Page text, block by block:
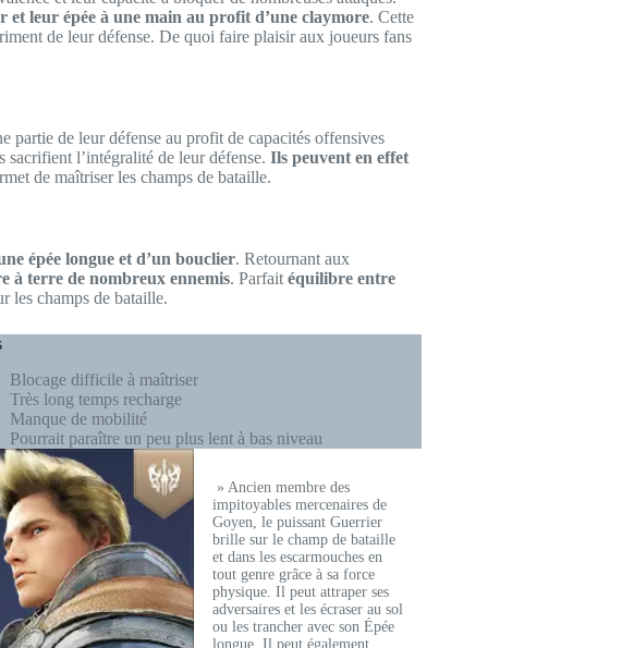
leur épée à une main au profit d’une claymore. Cette
de leur défense. De quoi faire plaisir aux joueurs fans
partie de leur défense au profit de capacités offensives
sacrifient l’intégralité de leur défense. Ils peuvent en effet
de maîtriser les champs de bataille.
épée longue et d’un bouclier. Retournant aux
à terre de nombreux ennemis. Parfait équilibre entre
les champs de bataille.
Blocage difficile à maîtriser
Très long temps recharge
Manque de mobilité
Pourrait paraître un peu plus lent à bas niveau
» Ancien membre des
impitoyables mercenaires de
Goyen, le puissant Guerrier
brille sur le champ de bataille
et dans les escarmouches en
tout genre grâce à sa force
physique. Il peut attraper ses
adversaires et les écraser au sol
ou les trancher avec son Épée
longue. Il peut également